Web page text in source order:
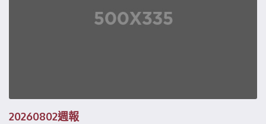
20260802週報